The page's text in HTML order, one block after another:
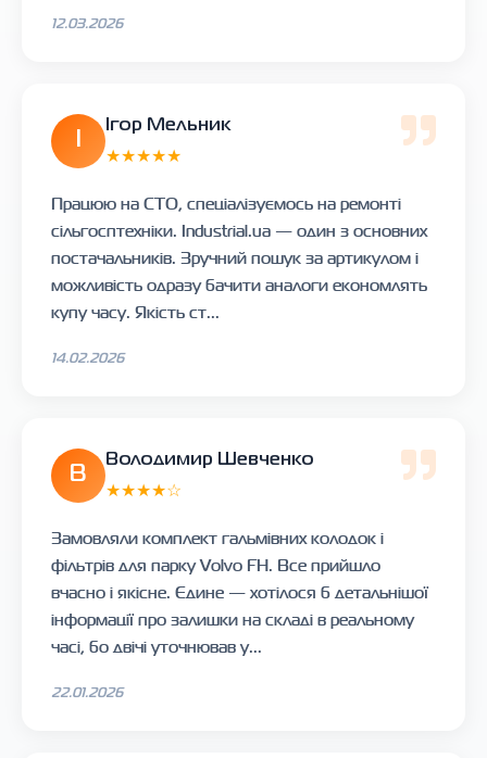
12.03.2026
Ігор Мельник
★★★★★
Працюю на СТО, спеціалізуємось на ремонті
сільгосптехніки. Industrial.ua — один з основних
постачальників. Зручний пошук за артикулом і
можливість одразу бачити аналоги економлять
купу часу. Якість ст...
14.02.2026
В
Володимир Шевченко
★★★★☆
Замовляли комплект гальмівних колодок і
фільтрів для парку Volvo FH. Все прийшло
вчасно і якісне. Єдине — хотілося б детальнішої
інформації про залишки на складі в реальному
часі, бо двічі уточнював у...
22.01.2026